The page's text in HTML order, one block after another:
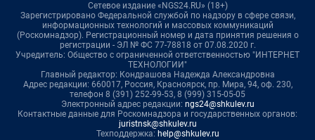
Сетевое издание «NGS24.RU» (18+)
Зарегистрировано Федеральной службой по надзору в сфере связи,
информационных технологий и массовых коммуникаций
(Роскомнадзор). Регистрационный номер и дата принятия решения о
регистрации - ЭЛ № ФС 77-78818 от 07.08.2020 г.
Учредитель: Общество с ограниченной ответственностью "ИНТЕРНЕТ
ТЕХНОЛОГИИ"
Главный редактор: Кондрашова Надежда Александровна
Адрес редакции: 660017, Россия, Красноярск, пр. Мира, 94, оф. 230,
телефон 8 (391) 252-99-53, 8 (999) 315-05-05
Электронный адрес редакции: ngs24@shkulev.ru
Контактные данные для Роскомнадзора и государственных органов:
juristnsk@shkulev.ru
Техподдержка: help@shkulev.ru